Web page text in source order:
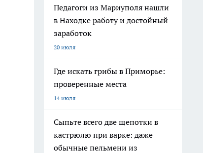
Педагоги из Мариуполя нашли
в Находке работу и достойный
заработок
20 июля
Где искать грибы в Приморье:
проверенные места
14 июля
Сыпьте всего две щепотки в
кастрюлю при варке: даже
обычные пельмени из